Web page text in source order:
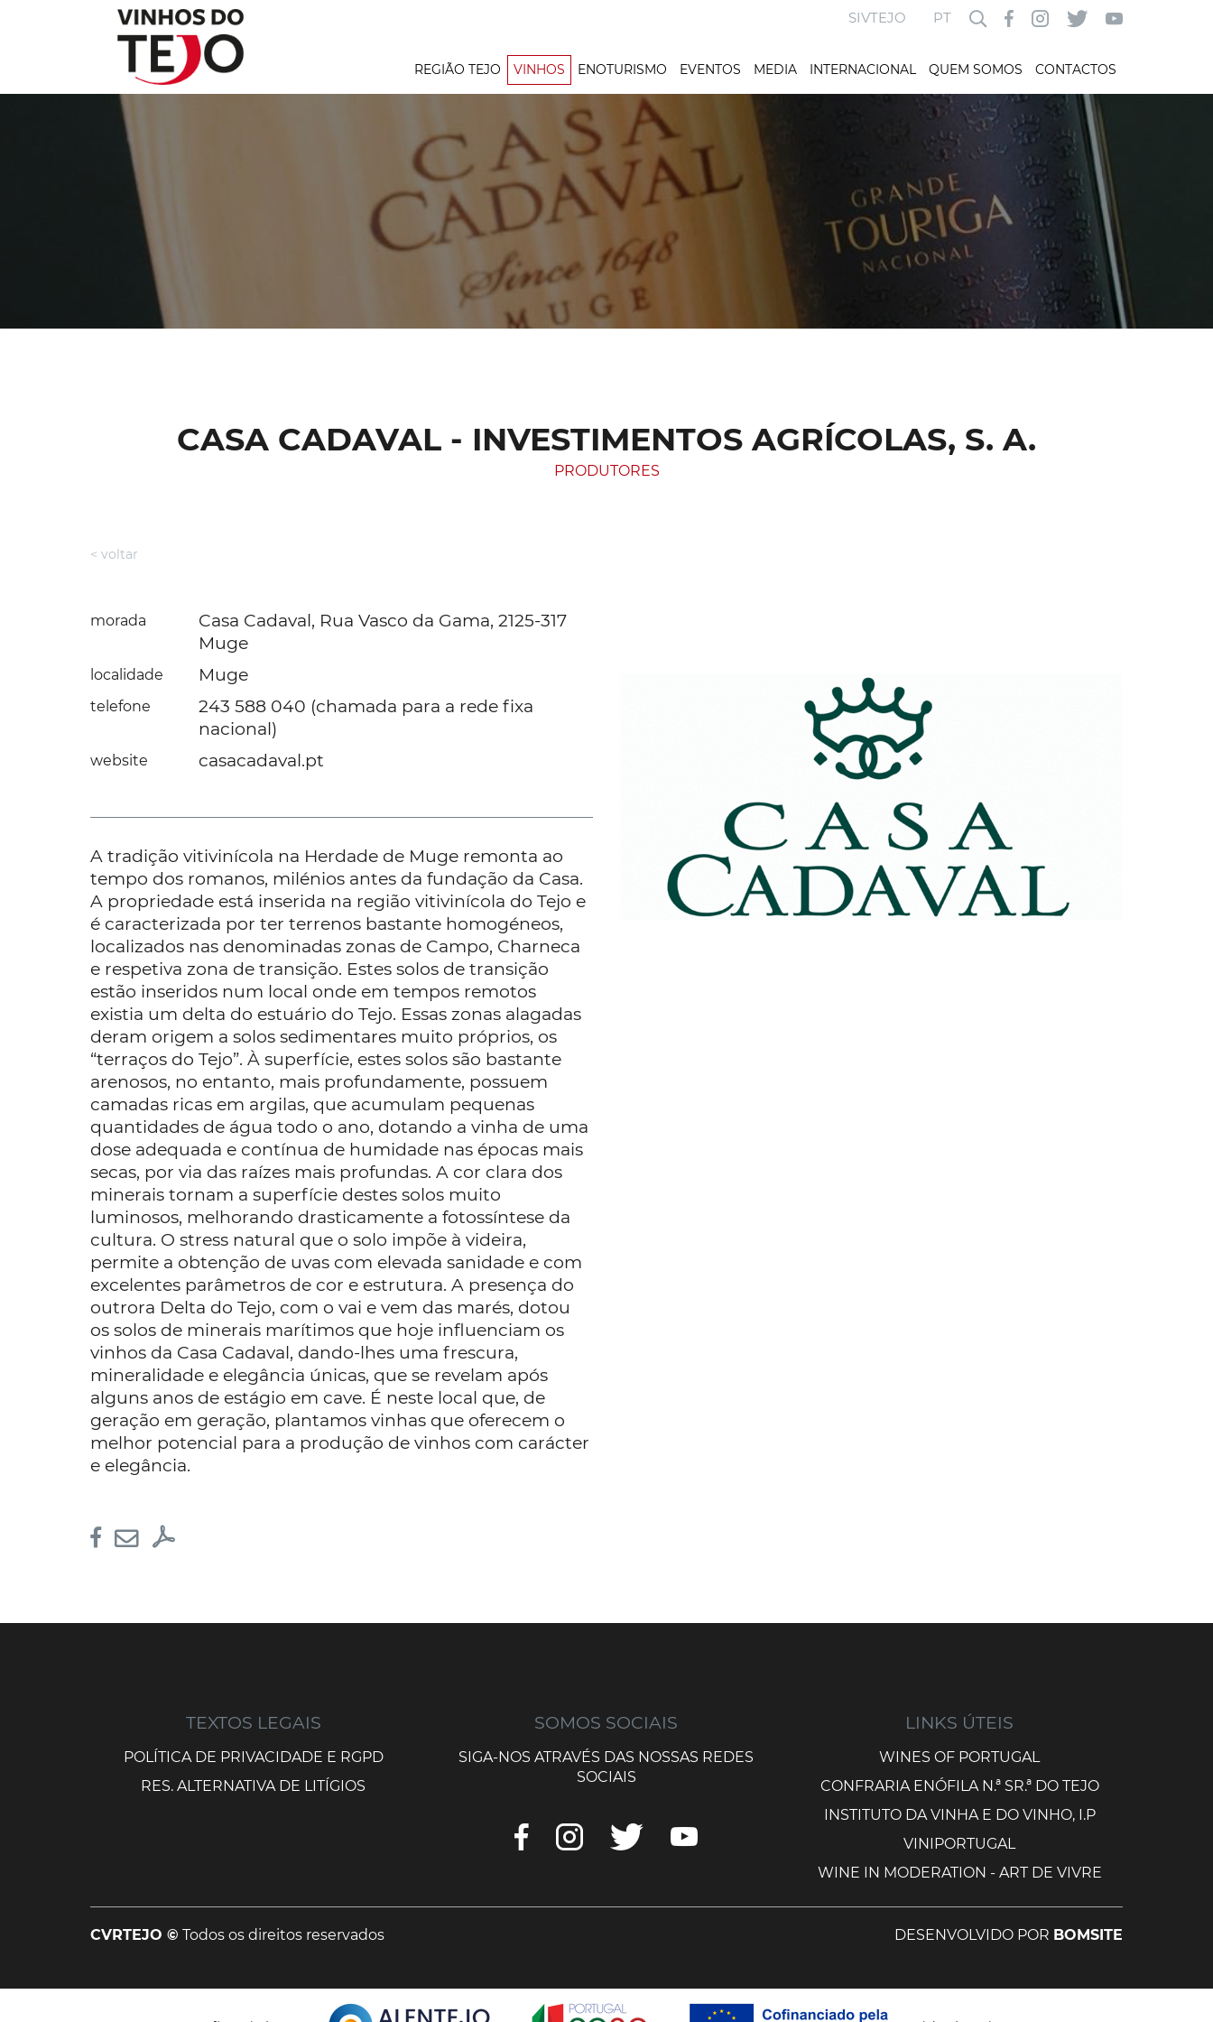
SIVTEJO PT
REGIÃO TEJO VINHOS ENOTURISMO EVENTOS MEDIA INTERNACIONAL QUEM SOMOS CONTACTOS
CASA CADAVAL - INVESTIMENTOS AGRÍCOLAS, S. A.
PRODUTORES
< voltar
morada
Casa Cadaval, Rua Vasco da Gama, 2125-317
Muge
localidade Muge
telefone
243 588 040 (chamada para a rede fixa
nacional)
website casacadaval.pt
A tradição vitivinícola na Herdade de Muge remonta ao
tempo dos romanos, milénios antes da fundação da Casa.
A propriedade está inserida na região vitivinícola do Tejo e
é caracterizada por ter terrenos bastante homogéneos,
localizados nas denominadas zonas de Campo, Charneca
e respetiva zona de transição. Estes solos de transição
estão inseridos num local onde em tempos remotos
existia um delta do estuário do Tejo. Essas zonas alagadas
deram origem a solos sedimentares muito próprios, os
“terraços do Tejo”. À superfície, estes solos são bastante
arenosos, no entanto, mais profundamente, possuem
camadas ricas em argilas, que acumulam pequenas
quantidades de água todo o ano, dotando a vinha de uma
dose adequada e contínua de humidade nas épocas mais
secas, por via das raízes mais profundas. A cor clara dos
minerais tornam a superfície destes solos muito
luminosos, melhorando drasticamente a fotossíntese da
cultura. O stress natural que o solo impõe à videira,
permite a obtenção de uvas com elevada sanidade e com
excelentes parâmetros de cor e estrutura. A presença do
outrora Delta do Tejo, com o vai e vem das marés, dotou
os solos de minerais marítimos que hoje influenciam os
vinhos da Casa Cadaval, dando-lhes uma frescura,
mineralidade e elegância únicas, que se revelam após
alguns anos de estágio em cave. É neste local que, de
geração em geração, plantamos vinhas que oferecem o
melhor potencial para a produção de vinhos com carácter
e elegância.
TEXTOS LEGAIS
POLÍTICA DE PRIVACIDADE E RGPD
RES. ALTERNATIVA DE LITÍGIOS
SOMOS SOCIAIS
SIGA-NOS ATRAVÉS DAS NOSSAS REDES
SOCIAIS
LINKS ÚTEIS
WINES OF PORTUGAL
CONFRARIA ENÓFILA N.ª SR.ª DO TEJO
INSTITUTO DA VINHA E DO VINHO, I.P
VINIPORTUGAL
WINE IN MODERATION - ART DE VIVRE
CVRTEJO © Todos os direitos reservados DESENVOLVIDO POR BOMSITE